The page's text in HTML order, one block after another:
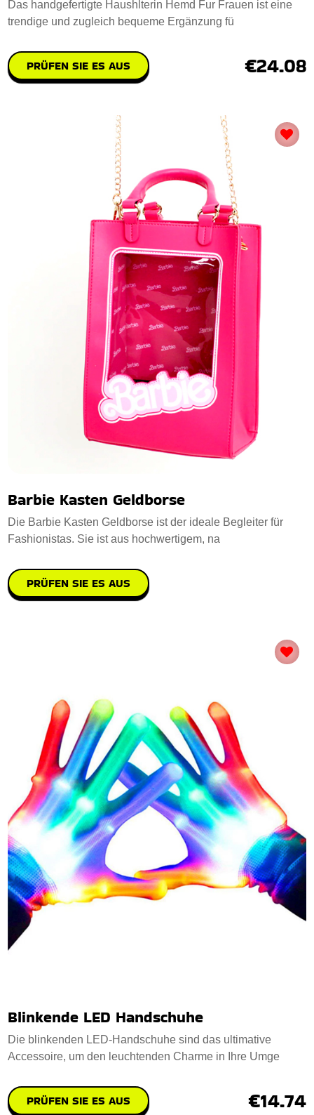
Das handgefertigte Haushlterin Hemd Fur Frauen ist eine
trendige und zugleich bequeme Ergänzung fü
PRÜFEN SIE ES AUS €24.08
Barbie Kasten Geldborse
Die Barbie Kasten Geldborse ist der ideale Begleiter für
Fashionistas. Sie ist aus hochwertigem, na
PRÜFEN SIE ES AUS
Blinkende LED Handschuhe
Die blinkenden LED-Handschuhe sind das ultimative
Accessoire, um den leuchtenden Charme in Ihre Umge
PRÜFEN SIE ES AUS €14.74